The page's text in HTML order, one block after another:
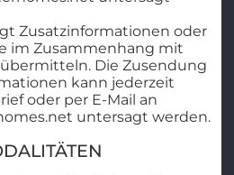
Zusatzinformationen oder
im Zusammenhang mit
Die Zusendung
kann jederzeit
oder per E-Mail an
untersagt werden.